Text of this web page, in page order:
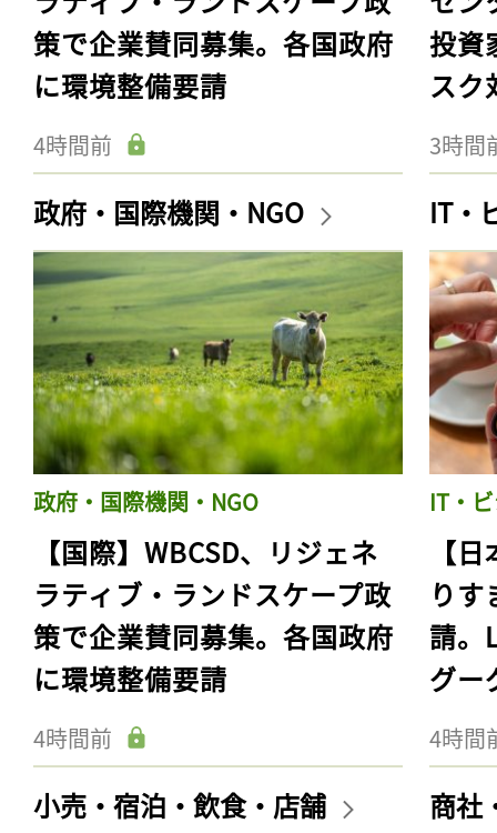
策で企業賛同募集。各国政府
に環境整備要請
4時間前
投資
スク
3時間
政府・国際機関・NGO
政府・国際機関・NGO
【国際】WBCSD、リジェネ
ラティブ・ランドスケープ政
策で企業賛同募集。各国政府
に環境整備要請
4時間前
IT・
IT・
【
り
請。
グー
4時間
小売・宿泊・飲食・店舗 商社